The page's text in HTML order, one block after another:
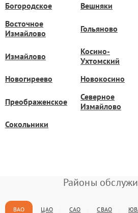
Богородское Вешняки
Восточное
Измайлово
Гольяново
Измайлово
Косино-
Ухтомский
Новогиреево Новокосино
Преображенское
Северное
Измайлово
Сокольники
Районы
ВАО ЦАО САО СВАО